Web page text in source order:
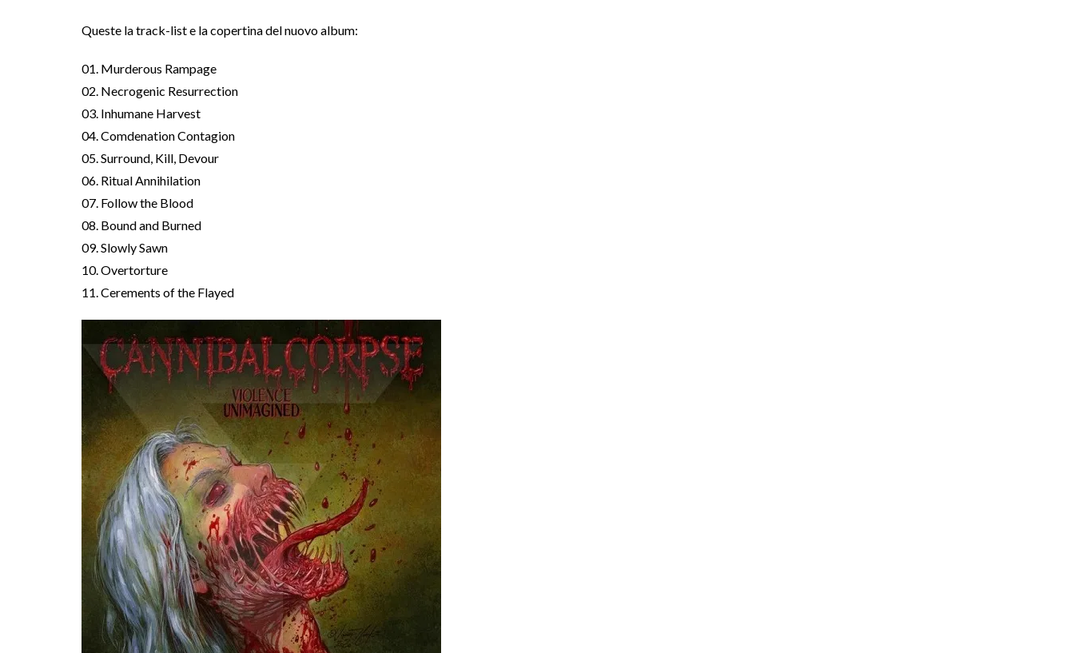
Queste la track-list e la copertina del nuovo album:
01. Murderous Rampage
02. Necrogenic Resurrection
03. Inhumane Harvest
04. Comdenation Contagion
05. Surround, Kill, Devour
06. Ritual Annihilation
07. Follow the Blood
08. Bound and Burned
09. Slowly Sawn
10. Overtorture
11. Cerements of the Flayed